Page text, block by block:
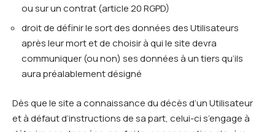
ou sur un contrat (article 20 RGPD)
droit de définir le sort des données des Utilisateurs
après leur mort et de choisir à qui le site devra
communiquer (ou non) ses données à un tiers qu’ils
aura préalablement désigné
Dès que le site a connaissance du décès d’un Utilisateur
et à défaut d’instructions de sa part, celui-ci s’engage à